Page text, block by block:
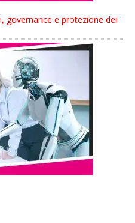
governance e protezione dei